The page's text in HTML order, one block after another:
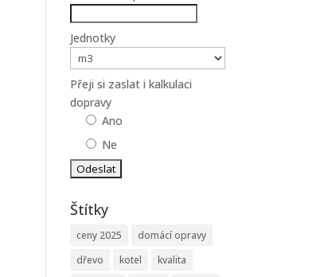
Jednotky
Přeji si zaslat i kalkulaci
dopravy
Ano
Ne
Štítky
ceny 2025
domácí opravy
dřevo
kotel
kvalita